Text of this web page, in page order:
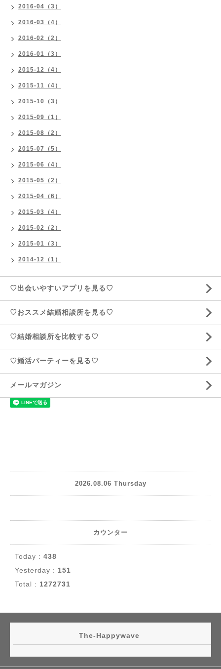
2016-04（3）
2016-03（4）
2016-02（2）
2016-01（3）
2015-12（4）
2015-11（4）
2015-10（3）
2015-09（1）
2015-08（2）
2015-07（5）
2015-06（4）
2015-05（2）
2015-04（6）
2015-03（4）
2015-02（2）
2015-01（3）
2014-12（1）
♡出会いやすいアプリを見る♡
♡おススメ結婚相談所を見る♡
♡結婚相談所を比較する♡
♡婚活パーティーを見る♡
メールマガジン
2026.08.06 Thursday
カウンター
Today : 438
Yesterday : 151
Total : 1272731
The-Happywave